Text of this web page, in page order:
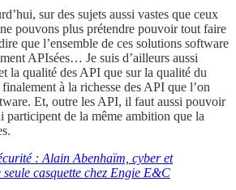
sur des sujets aussi vastes que ceux
pouvons plus prétendre pouvoir tout faire
que l’ensemble de ces solutions software
APIsées… Je suis d’ailleurs aussi
la qualité des API que sur la qualité du
à la richesse des API que l’on
Et, outre les API, il faut aussi pouvoir
participent de la même ambition que la
: Alain Abenhaïm, cyber et
casquette chez Engie E&C